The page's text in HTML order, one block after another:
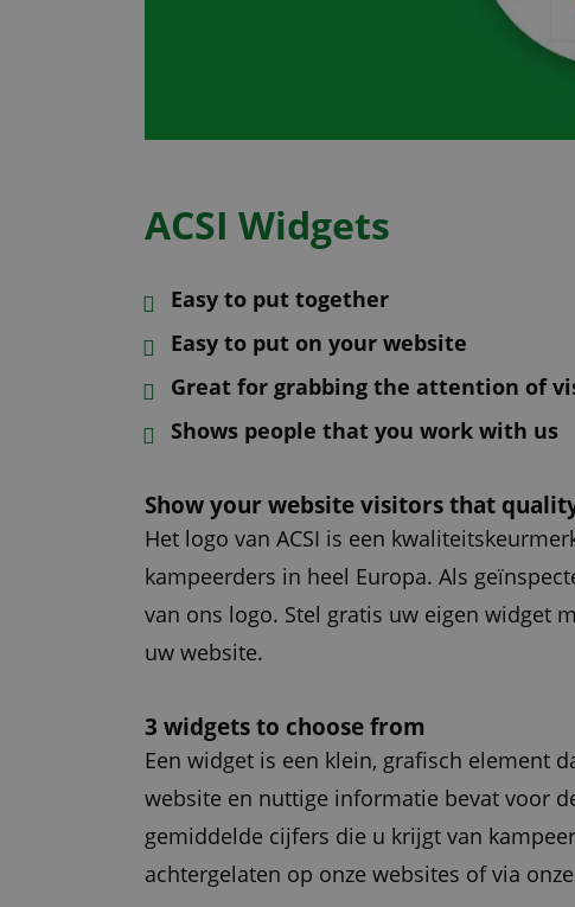
ACSI Widgets
Easy to put together
Easy to put on your website
Great for grabbing the attention of
Shows people that you work with us
Show your website visitors that
Het logo van ACSI is een
kampeerders in heel Europa. Als
van ons logo. Stel gratis uw eigen widget
uw website.
3 widgets to choose from
Een widget is een klein, grafisch element
website en nuttige informatie bevat voor
gemiddelde cijfers die u krijgt van
achtergelaten op onze websites of via